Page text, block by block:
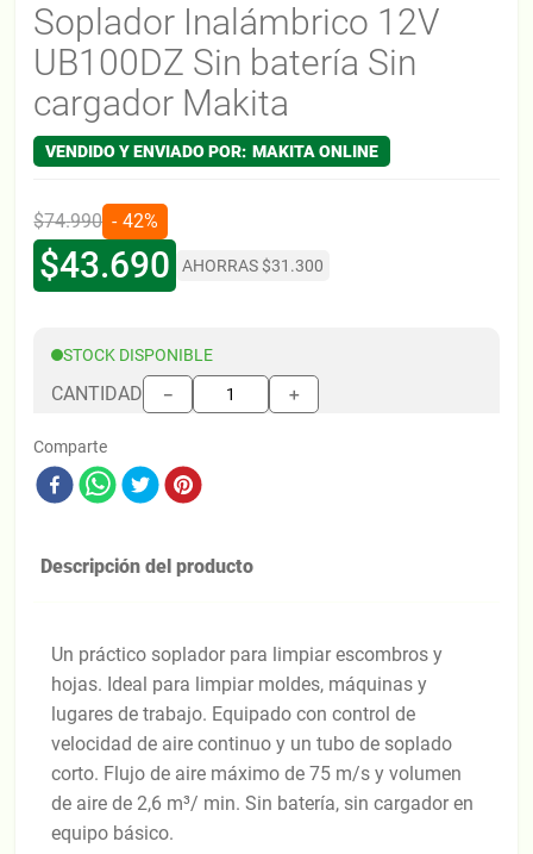
Soplador Inalámbrico 12V
UB100DZ Sin batería Sin
cargador Makita
MAKITA ONLINE
$74.990 42%
$43.690 AHORRAS $31 .300
STOCK DISPONIBLE
CANTIDAD ＋
－
Comparte
Descripción del producto
Un práctico soplador para limpiar escombros y
hojas. Ideal para limpiar moldes, máquinas y
lugares de trabajo. Equipado con control de
velocidad de aire continuo y un tubo de soplado
corto. Flujo de aire máximo de 75 m/s y volumen
de aire de 2,6 m³/ min. Sin batería, sin cargador en
equipo básico.